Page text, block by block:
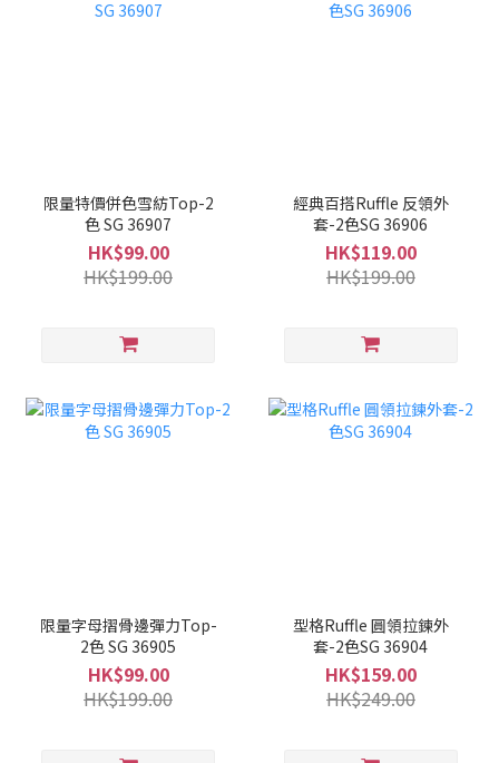
限量特價併色雪紡Top-2
色 SG 36907
HK$99.00
HK$199.00
經典百搭Ruffle 反領外
套-2色SG 36906
HK$119.00
HK$199.00
限量字母摺骨邊彈力Top-
2色 SG 36905
HK$99.00
HK$199.00
型格Ruffle 圓領拉鍊外
套-2色SG 36904
HK$159.00
HK$249.00